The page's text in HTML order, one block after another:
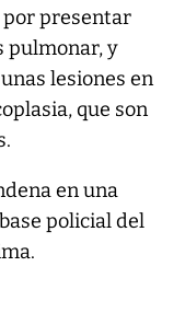
por presentar
pulmonar, y
lesiones en
que son
en una
policial del